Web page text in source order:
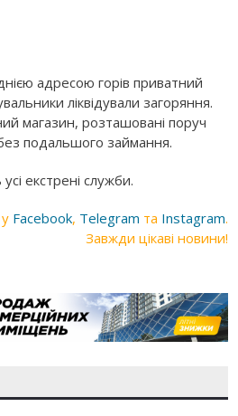
адресою горів приватний
ліквідували загоряння.
магазин, розташовані поруч
подальшого займання.
екстрені служби.
Facebook, Telegram та Instagram.
Завжди цікаві новини!